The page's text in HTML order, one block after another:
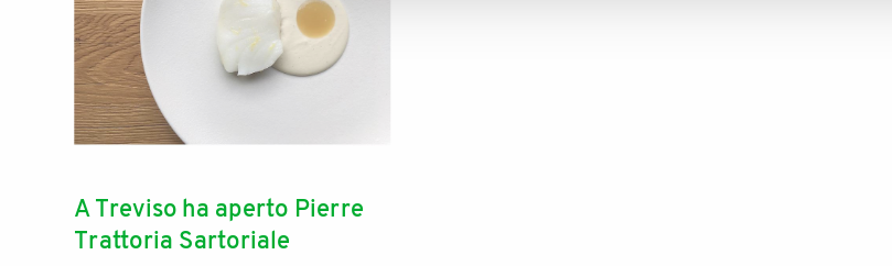
A Treviso ha aperto Pierre
Trattoria Sartoriale